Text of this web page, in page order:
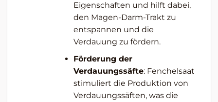
Eigenschaften und hilft dabei,
den Magen-Darm-Trakt zu
entspannen und die
Verdauung zu fördern.
Förderung der
Verdauungssäfte: Fenchelsaat
stimuliert die Produktion von
Verdauungssäften, was die